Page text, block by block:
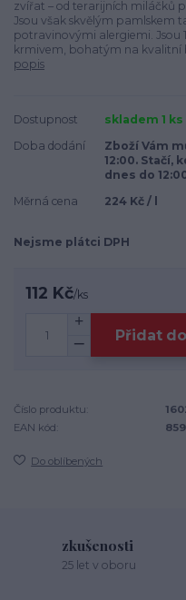
zvířat – od terarijních miláčků
Jsou však skvělým pamlskem
potravinovými alergiemi. Jsou
krmivem, bohatým na kvalitní
popis
Dostupnost
skladem 1 ks
Doba dodání
Zboží Vám
12:00. Stačí,
dnes do
Měrná cena
224 Kč / l
Nejsme plátci DPH
112 Kč/ks
Přidat
Číslo produktu:
EAN kód:
Do oblíbených
zkušenosti
25 let v oboru